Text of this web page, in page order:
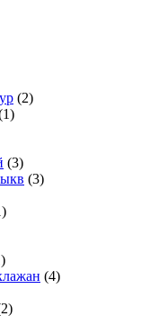
(2)
(3)
(3)
(4)